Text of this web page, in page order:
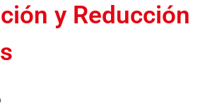
y Reducción